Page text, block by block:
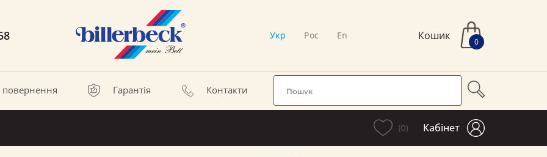
Укр Рос En Кошик 0
повернення Гарантія Контакти
(0) Кабінет